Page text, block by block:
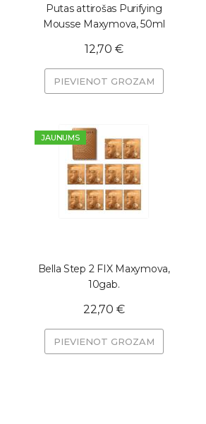
Putas attirošas Purifying
Mousse Maxymova, 50ml
12,70 €
PIEVIENOT GROZAM
JAUNUMS
Bella Step 2 FIX Maxymova,
10gab.
22,70 €
PIEVIENOT GROZAM